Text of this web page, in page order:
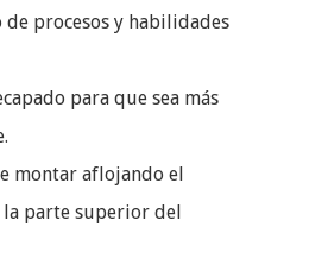
de procesos y habilidades
para que sea más
montar aflojando el
parte superior del